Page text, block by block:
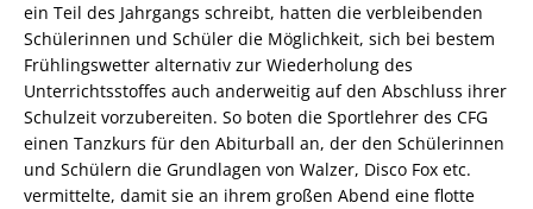
ein Teil des Jahrgangs schreibt, hatten die verbleibenden
Schülerinnen und Schüler die Möglichkeit, sich bei bestem
Frühlingswetter alternativ zur Wiederholung des
Unterrichtsstoffes auch anderweitig auf den Abschluss ihrer
Schulzeit vorzubereiten. So boten die Sportlehrer des CFG
einen Tanzkurs für den Abiturball an, der den Schülerinnen
und Schülern die Grundlagen von Walzer, Disco Fox etc.
vermittelte, damit sie an ihrem großen Abend eine flotte